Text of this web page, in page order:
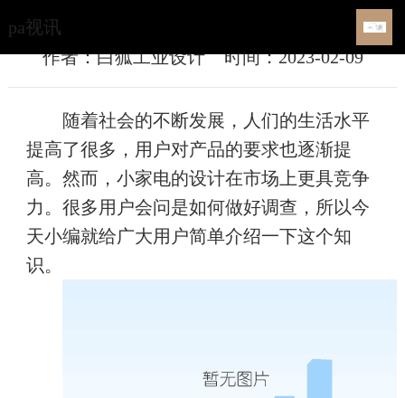
pa视讯小型家用电器设计调查-pa视讯
作者：白狐工业设计 时间：2023-02-09
随着社会的不断发展，人们的生活水平
提高了很多，用户对产品的要求也逐渐提
高。然而，小家电的设计在市场上更具竞争
力。很多用户会问是如何做好调查，所以今
天小编就给广大用户简单介绍一下这个知
识。